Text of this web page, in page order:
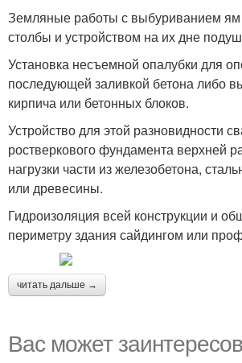
Земляные работы с выбуриванием
столбы и устройством на их дне
Установка несъемной опалубки для
последующей заливкой бетона либо
кирпича или бетонных блоков.
Устройство для этой разновидности
ростверкового фундамента верхней
нагрузки части из железобетона,
или древесины.
Гидроизоляция всей конструкции и
периметру здания сайдингом или
читать дальше →
Вас может